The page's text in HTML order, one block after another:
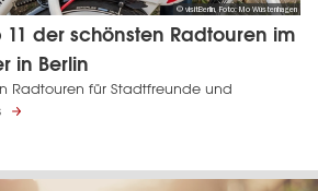
© visitBerlin, Foto: Mo Wüstenhagen
11 der schönsten Radtouren im
in Berlin
Radtouren für Stadtfreunde und